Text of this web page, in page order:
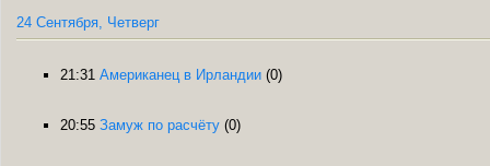
24 Сентября, Четверг
21:31 Американец в Ирландии (0)
20:55 Замуж по расчёту (0)